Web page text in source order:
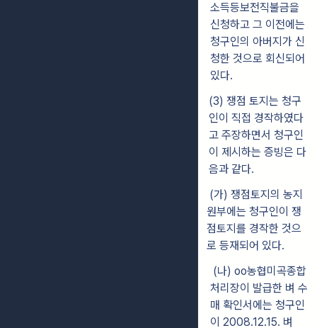
소득등보전직불금을
신청하고 그 이전에는
청구인의 아버지가 신
청한 것으로 회신되어
있다.
(3) 쟁점 토지는 청구
인이 직접 경작하였다
고 주장하면서 청구인
이 제시하는 증빙은 다
음과 같다.
(가) 쟁점토지의 농지
원부에는 청구인이 쟁
점토지를 경작한 것으
로 등재되어 있다.
(나) oo농협미곡종합
처리장이 발급한 벼 수
매 확인서에는 청구인
이 2008.12.15. 벼